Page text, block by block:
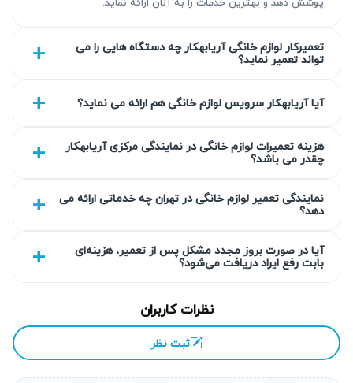
تعمیرکار لوازم خانگی آریابهکار چه دستگاه هایی را می
تواند تعمیر نماید؟
آیا آریابهکار سرویس لوازم خانگی هم ارائه می نماید؟
هزینه تعمیرات لوازم خانگی در نمایندگی مرکزی آریابهکار
چقدر می باشد؟
نمایندگی تعمیر لوازم خانگی در تهران چه خدماتی ارائه می
دهد؟
آیا در صورت بروز مجدد مشکل پس از تعمیر، هزینه‌ای
بابت رفع ایراد دریافت می‌شود؟
نظرات کاربران
ثبت نظر